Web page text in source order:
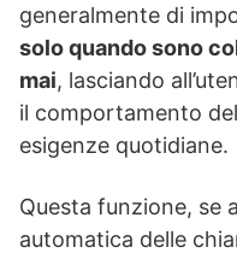
generalmente di
solo quando sono
mai, lasciando
il comportamento
esigenze quotidiane.
Questa funzione, se
automatica delle